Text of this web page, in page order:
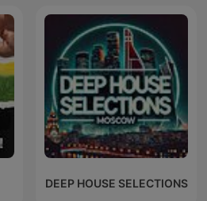
DEEP HOUSE SELECTIONS